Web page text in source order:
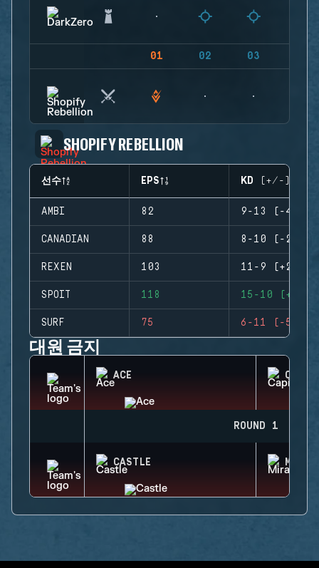
01 02 03
SHOPIFY REBELLION
선수 EPS KD (+/-)
AMBI 82 9-13 (-4)
CANADIAN 88 8-10 (-2)
REXEN 103 11-9 (+2)
SPOIT 118 15-10 (+5)
SURF 75 6-11 (-5)
대원 금지
ACE
ROUND 1
CASTLE MIRA